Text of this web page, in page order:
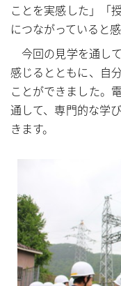
ことを実感した」「
につながっていると
今回の見学を通し
感じるとともに、自
ことができました。
通して、専門的な学
きます。